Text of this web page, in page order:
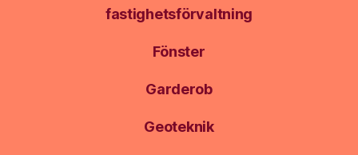
fastighetsförvaltning
Fönster
Garderob
Geoteknik